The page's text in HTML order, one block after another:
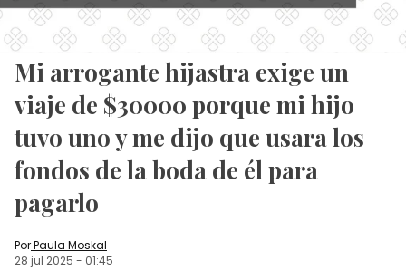
Mi arrogante hijastra exige un
viaje de $30000 porque mi hijo
tuvo uno y me dijo que usara los
fondos de la boda de él para
pagarlo
PorPaula Moskal
28 jul 2025 - 01:45